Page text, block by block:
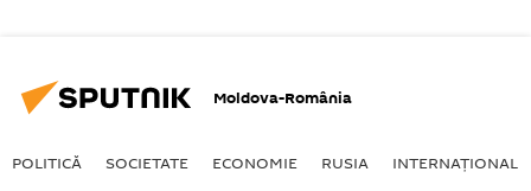
Moldova-România
POLITICĂ SOCIETATE ECONOMIE RUSIA INTERNAŢIONAL